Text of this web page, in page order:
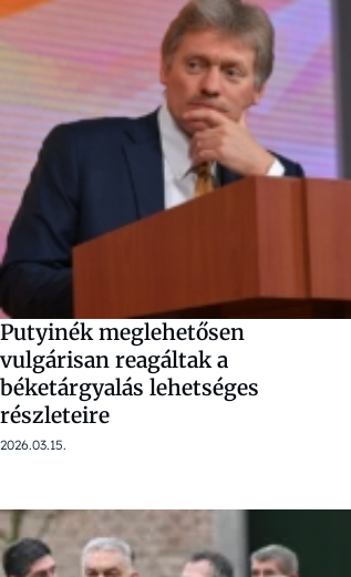
Putyinék meglehetősen
vulgárisan reagáltak a
béketárgyalás lehetséges
részleteire
2026.03.15.